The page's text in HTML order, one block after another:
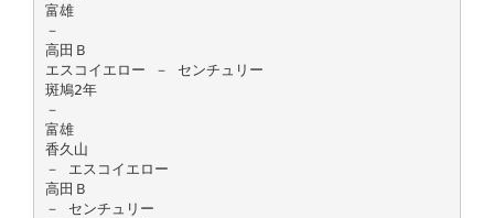
富雄
－
高田Ｂ
エスコイエロー － センチュリー
斑鳩2年
－
富雄
香久山
－ エスコイエロー
高田Ｂ
－ センチュリー